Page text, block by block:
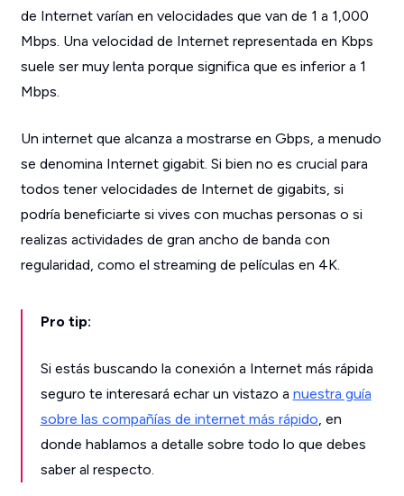
de Internet varían en velocidades que van de 1 a 1,000
Mbps. Una velocidad de Internet representada en Kbps
suele ser muy lenta porque significa que es inferior a 1
Mbps.
Un internet que alcanza a mostrarse en Gbps, a menudo
se denomina Internet gigabit. Si bien no es crucial para
todos tener velocidades de Internet de gigabits, si
podría beneficiarte si vives con muchas personas o si
realizas actividades de gran ancho de banda con
regularidad, como el streaming de películas en 4K.
Pro tip:
Si estás buscando la conexión a Internet más rápida
seguro te interesará echar un vistazo a nuestra guía
sobre las compañías de internet más rápido, en
donde hablamos a detalle sobre todo lo que debes
saber al respecto.